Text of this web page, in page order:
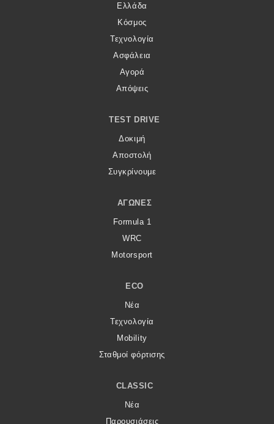
Ελλάδα
Κόσμος
Τεχνολογία
Ασφάλεια
Αγορά
Απόψεις
TEST DRIVE
Δοκιμή
Αποστολή
Συγκρίνουμε
ΑΓΏΝΕΣ
Formula 1
WRC
Motorsport
ECO
Νέα
Τεχνολογία
Mobility
Σταθμοί φόρτισης
CLASSIC
Νέα
Παρουσιάσεις